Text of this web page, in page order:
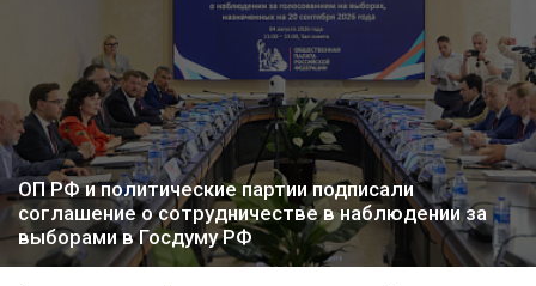
ОП РФ и политические партии подписали
соглашение о сотрудничестве в наблюдении за
выборами в Госдуму РФ